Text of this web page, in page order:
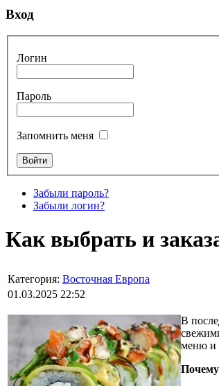
Вход
Логин
Пароль
Запомнить меня
Забыли пароль?
Забыли логин?
Как выбрать и
Категория: Восточная Европа
01.03.2025 22:52
В
меню и